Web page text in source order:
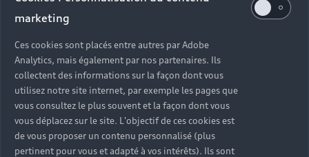
marketing
Ces cookies sont placés entre autres par Adobe
Analytics, mais également par nos partenaires. Ils
collectent des informations sur la façon dont vous
utilisez notre site internet, par exemple les pages que
vous consultez le plus souvent et la façon dont vous
vous déplacez sur le site. L'objectif de ces cookies est
de vous proposer un contenu personnalisé (plus
pertinent pour vous et adapté à vos intérêts). Ils sont